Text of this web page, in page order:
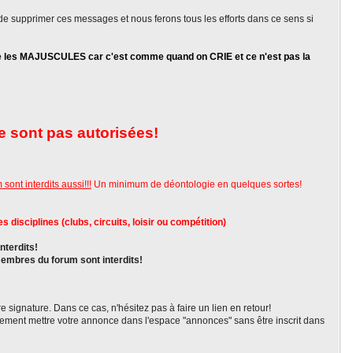
ces messages et nous ferons tous les efforts dans ce sens si
les MAJUSCULES car c'est comme quand on CRIE et ce n'est pas la
sont pas autorisées!
sont interdits aussi!!!Un minimum de déontologie en quelques sortes!
disciplines (clubs, circuits, loisir ou compétition)
du forum sont interdits!
Dans ce cas, n'hésitez pas à faire un lien en retour!
mettre votre annonce dans l'espace "annonces" sans être inscrit dans